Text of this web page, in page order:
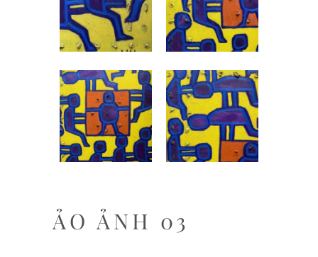
ẢO ẢNH 03